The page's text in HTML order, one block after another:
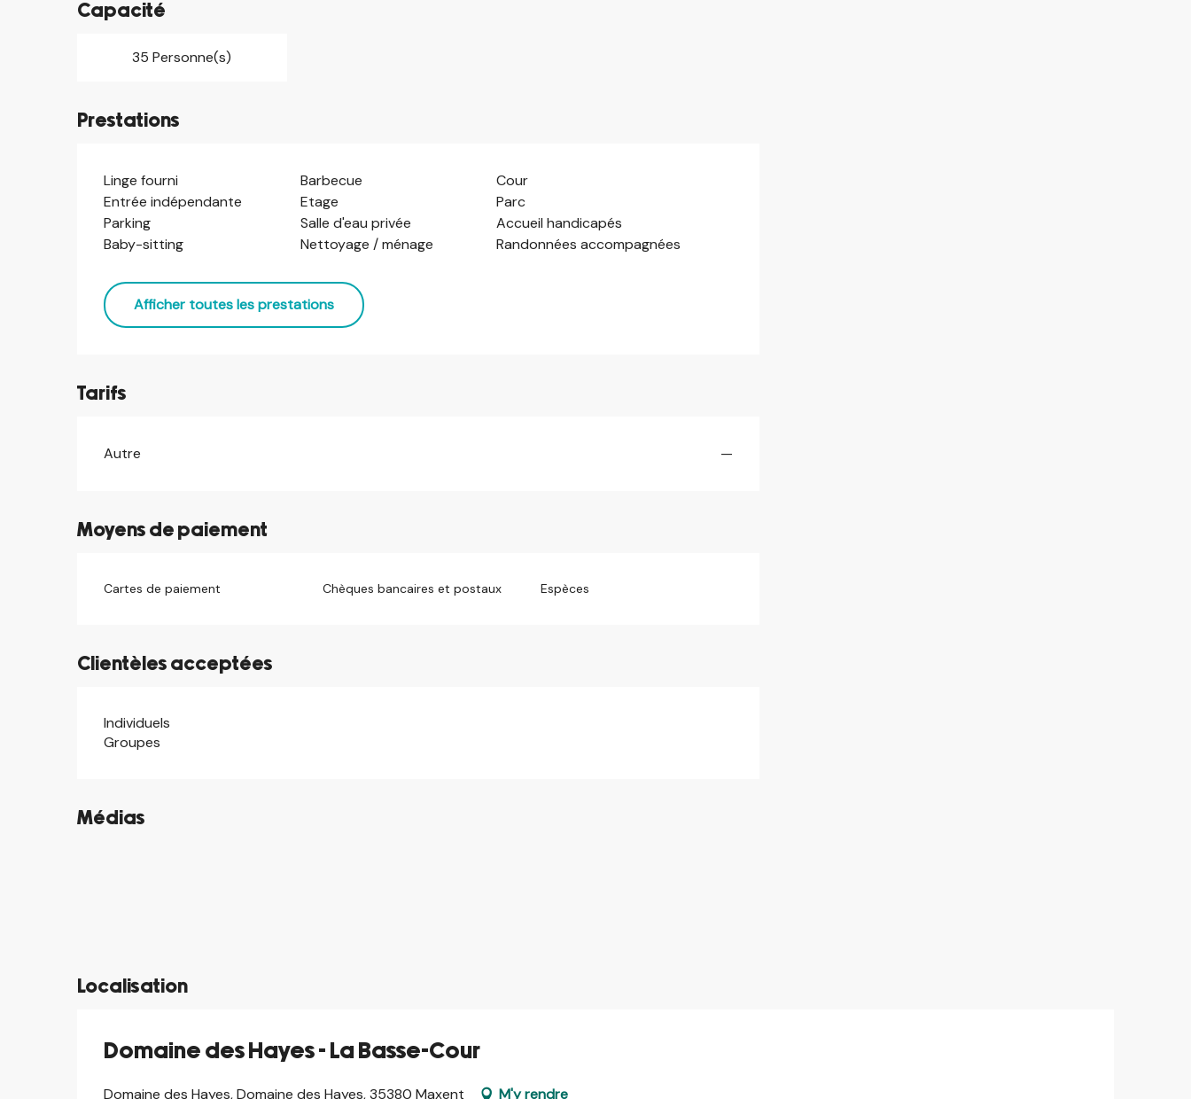
Capacité
35 Personne(s)
Prestations
Linge fourni Barbecue
Cour
Entrée indépendante
Etage
Parc
Parking
Salle d'eau privée
Accueil handicapés
Baby-sitting
Nettoyage / ménage Randonnées accompagnées
Afficher toutes les prestations
Tarifs
Tarifs 2026
Autre —
Moyens de paiement
Cartes de paiement Chèques bancaires et postaux Espèces
Clientèles acceptées
Individuels
Groupes
Médias
©
Localisation
Domaine des Hayes - La Basse-Cour
Domaine des Hayes, Domaine des Hayes, 35380 Maxent M'y rendre